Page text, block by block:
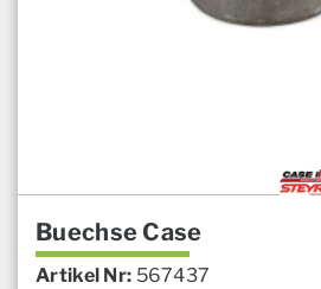
Buechse Case
Artikel Nr: 567437